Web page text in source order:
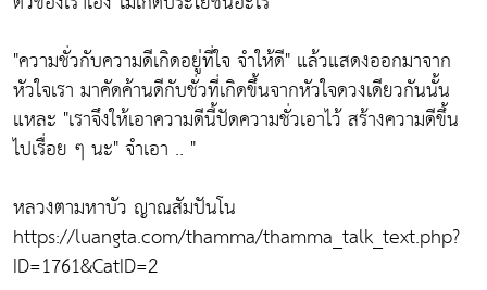
"ความชั่วกับความดีเกิดอยู่ที่ใจ จำให้ดี" แล้วแสดงออกมาจาก
หัวใจเรา มาคัดค้านดีกับชั่วที่เกิดขึ้นจากหัวใจดวงเดียวกันนั้น
แหละ "เราจึงให้เอาความดีนี้ปัดความชั่วเอาไว้ สร้างความดีขึ้น
ไปเรื่อย ๆ นะ"จำเอา .. "
หลวงตามหาบัว ญาณสัมปันโน
https://luangta.com/thamma/thamma_talk_text.php?
ID=1761&CatID=2